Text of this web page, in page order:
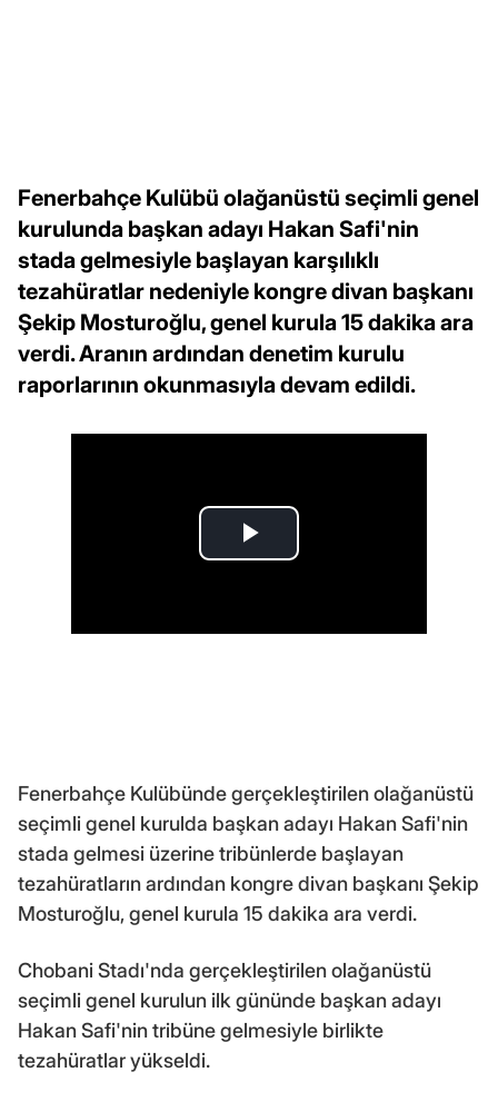
Fenerbahçe Kulübü olağanüstü seçimli genel
kurulunda başkan adayı Hakan Safi'nin
stada gelmesiyle başlayan karşılıklı
tezahüratlar nedeniyle kongre divan başkanı
Şekip Mosturoğlu, genel kurula 15 dakika ara
verdi. Aranın ardından denetim kurulu
raporlarının okunmasıyla devam edildi.
Fenerbahçe Kulübünde gerçekleştirilen olağanüstü
seçimli genel kurulda başkan adayı Hakan Safi'nin
stada gelmesi üzerine tribünlerde başlayan
tezahüratların ardından kongre divan başkanı Şekip
Mosturoğlu, genel kurula 15 dakika ara verdi.
Chobani Stadı'nda gerçekleştirilen olağanüstü
seçimli genel kurulun ilk gününde başkan adayı
Hakan Safi'nin tribüne gelmesiyle birlikte
tezahüratlar yükseldi.